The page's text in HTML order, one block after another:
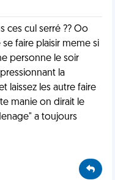
ces cul serré ?? Oo
faire plaisir meme si
personne le soir
la
laissez les autre faire
manie on dirait le
a toujours